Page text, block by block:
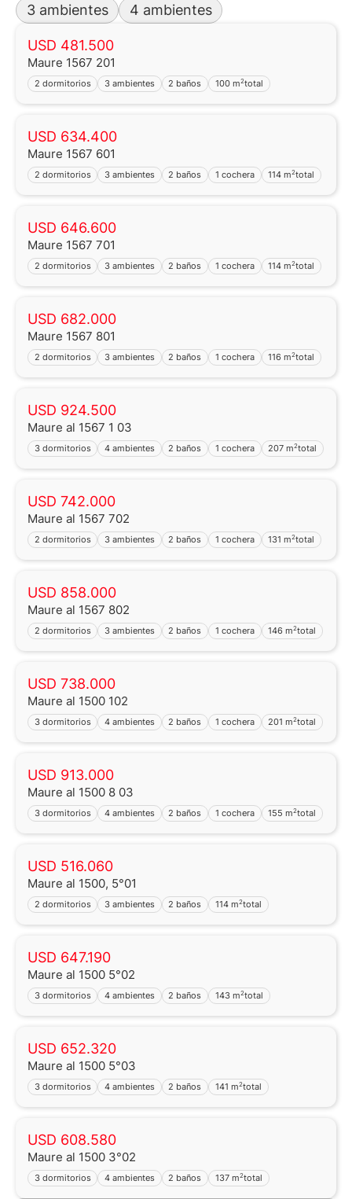
3 ambientes 4 ambientes
USD 481.500
Maure 1567 201
2 dormitorios 3 ambientes 2 baños 100 m2total
USD 634.400
Maure 1567 601
2 dormitorios 3 ambientes 2 baños 1 cochera 114 m2total
USD 646.600
Maure 1567 701
2 dormitorios 3 ambientes 2 baños 1 cochera 114 m2total
USD 682.000
Maure 1567 801
2 dormitorios 3 ambientes 2 baños 1 cochera 116 m2total
USD 924.500
Maure al 1567 1 03
3 dormitorios 4 ambientes 2 baños 1 cochera 207 m2total
USD 742.000
Maure al 1567 702
2 dormitorios 3 ambientes 2 baños 1 cochera 131 m2total
USD 858.000
Maure al 1567 802
2 dormitorios 3 ambientes 2 baños 1 cochera 146 m2total
USD 738.000
Maure al 1500 102
3 dormitorios 4 ambientes 2 baños 1 cochera 201 m2total
USD 913.000
Maure al 1500 8 03
3 dormitorios 4 ambientes 2 baños 1 cochera 155 m2total
USD 516.060
Maure al 1500, 5°01
2 dormitorios 3 ambientes 2 baños 114 m2total
USD 647.190
Maure al 1500 5°02
3 dormitorios 4 ambientes 2 baños 143 m2total
USD 652.320
Maure al 1500 5°03
3 dormitorios 4 ambientes 2 baños 141 m2total
USD 608.580
Maure al 1500 3°02
3 dormitorios 4 ambientes 2 baños 137 m2total